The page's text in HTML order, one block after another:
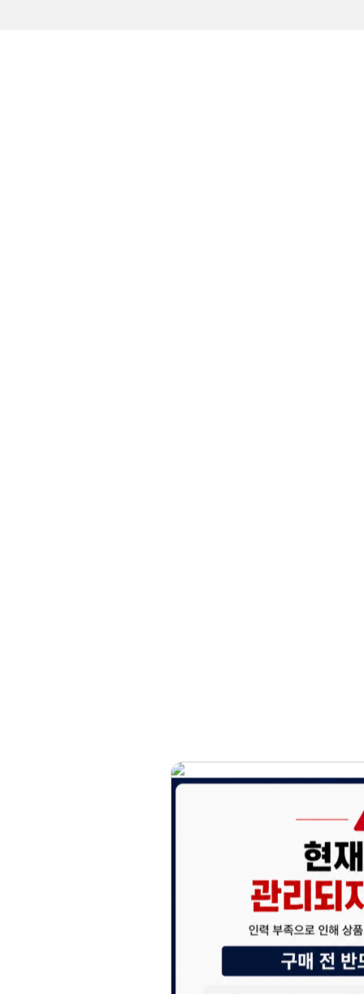
홈페이지 이용 안
안녕하세요, (주)디앤
현재 내부 사정으로
불편을 드려 죄송합
제품 문의, 견적 문의
다.
043-274-6789 /
또는 네이버에서 "